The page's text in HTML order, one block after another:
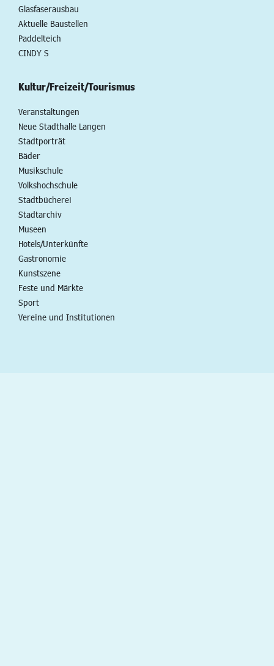
Glasfaserausbau
Aktuelle Baustellen
Paddelteich
CINDY S
Kultur/Freizeit/Tourismus
Veranstaltungen
Neue Stadthalle Langen
Stadtporträt
Bäder
Musikschule
Volkshochschule
Stadtbücherei
Stadtarchiv
Museen
Hotels/Unterkünfte
Gastronomie
Kunstszene
Feste und Märkte
Sport
Vereine und Institutionen